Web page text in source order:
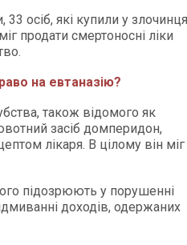
осіб, які купили у злочинця
продати смертоносні ліки
на евтаназію?
також відомого як
засіб домперидон,
лікаря. В цілому він міг
підозрюють у порушенні
доходів, одержаних